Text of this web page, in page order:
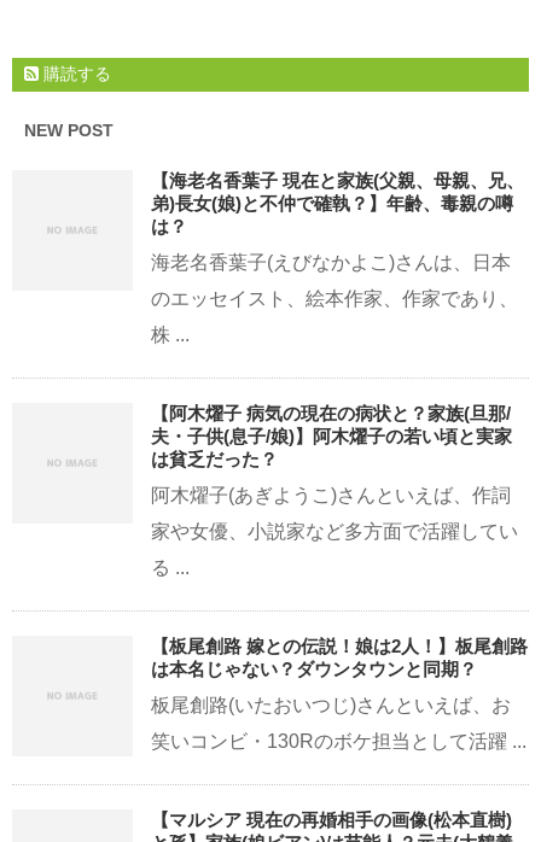
購読する
NEW POST
【海老名香葉子 現在と家族(父親、母親、兄、
弟)長女(娘)と不仲で確執？】年齢、毒親の噂
は？
海老名香葉子(えびなかよこ)さんは、日本
のエッセイスト、絵本作家、作家であり、
株 ...
【阿木燿子 病気の現在の病状と？家族(旦那/
夫・子供(息子/娘)】阿木燿子の若い頃と実家
は貧乏だった？
阿木燿子(あぎようこ)さんといえば、作詞
家や女優、小説家など多方面で活躍してい
る ...
【板尾創路 嫁との伝説！娘は2人！】板尾創路
は本名じゃない？ダウンタウンと同期？
板尾創路(いたおいつじ)さんといえば、お
笑いコンビ・130Rのボケ担当として活躍 ...
【マルシア 現在の再婚相手の画像(松本直樹)